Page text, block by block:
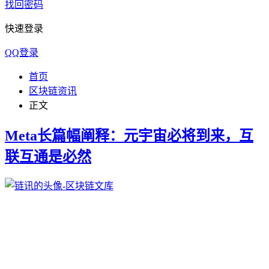
找回密码
快速登录
QQ登录
首页
区块链资讯
正文
Meta长篇幅阐释：元宇宙必将到来，互
联互通是必然